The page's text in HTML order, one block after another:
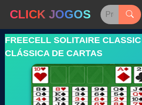
CLICK JOGOS
FREECELL SOLITAIRE
CLÁSSICA DE CARTAS